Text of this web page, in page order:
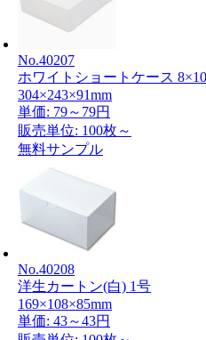
No.40207
ホワイトショートケース 8×10
304×243×91mm
単価: 79～79円
販売単位: 100枚～
無料サンプル
No.40208
洋生カートン(白) 1号
169×108×85mm
単価: 43～43円